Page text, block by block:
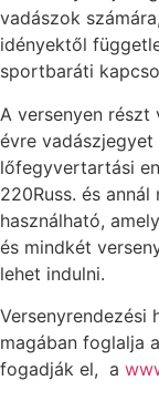
vadászok
idényektől
sportbaráti
A versenyen részt
évre
lőfegyvertartási
220Russ. és
használható,
és mindkét
lehet indulni.
Versenyrendezési
magában foglalja
fogadják el, a